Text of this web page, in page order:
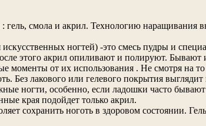
смола и акрил. Технологию наращивания
ногтей) -это смесь пудры и
этого акрил опиливают и полируют. Бывают
от их использования . Не смотря на то
Без лакового или гелевого покрытия выглядит
ногти, особенно, если ладошки часто
края подойдет только акрил.
сохранить ноготь в здоровом состоянии. Гель